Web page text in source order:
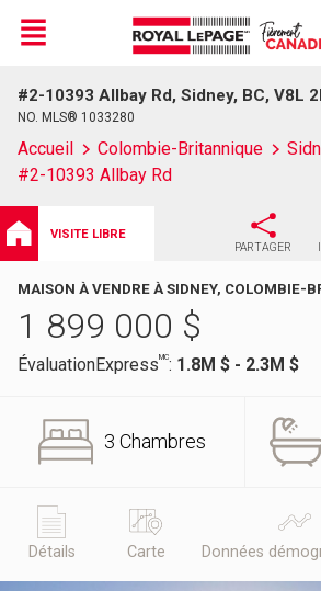
Live
En Direct
Menu
#2-10393 Allbay Rd, Sidney, BC, V8L
NO. MLS® 1033280
Accueil Colombie-Britannique
#2-10393 Allbay Rd
VISITE LIBRE
PARTAGER
MAISON À VENDRE À SIDNEY, COLOMBIE-
1 899 000 $
ÉvaluationExpressMC: 1.8M $ - 2.3M $
3 Chambres
Détails Carte Données